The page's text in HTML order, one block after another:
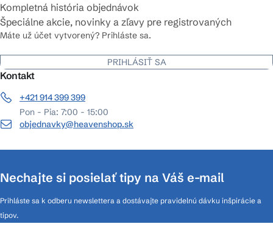
Kompletná história objednávok
Špeciálne akcie, novinky a zľavy pre registrovaných
Máte už účet vytvorený? Prihláste sa.
PRIHLÁSIŤ SA
Kontakt
+421 914 399 399
Pon - Pia: 7:00 - 15:00
objednavky@heavenshop.sk
Nechajte si posielať tipy na Váš e-mail
Prihláste sa k odberu newslettera a dostávajte pravidelnú dávku inšpirácie a
tipov.